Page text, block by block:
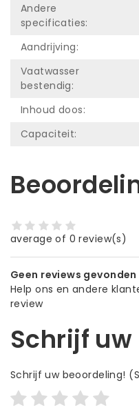
Andere
specificaties:
Aandrijving:
Vaatwasser
bestendig:
Inhoud doos:
Capaciteit:
average of 0 review(s)
Geen reviews gevonden
Help ons en andere
review
Schrijf
Schrijf uw beoordeling!